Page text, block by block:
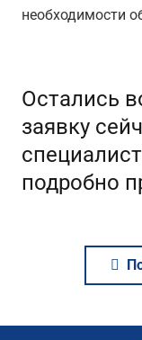
необходимости
Остались
заявку
подробно